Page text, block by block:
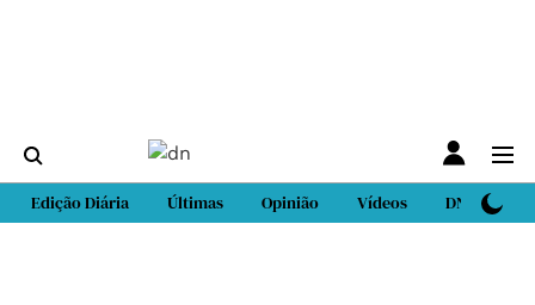
Edição Diária Últimas Opinião Vídeos DN Sport